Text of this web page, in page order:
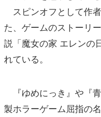
スピンオフとして作
た、ゲームのストーリ
説「魔女の家 エレンの
れている。
『ゆめにっき』や『
製ホラーゲーム屈指の